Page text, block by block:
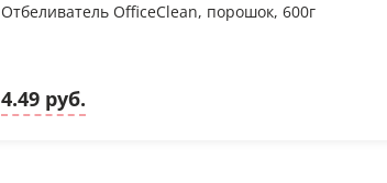
Отбеливатель OfficeClean, порошок, 600г
4.49 руб.